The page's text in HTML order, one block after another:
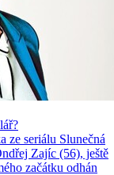
ze seriálu Slunečná
Zajíc (56), ještě
začátku odhán